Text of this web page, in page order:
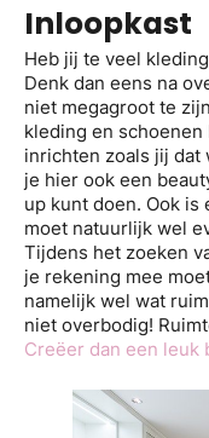
Inloopkast
Heb jij te veel
Denk dan eens na
niet megagroot te
kleding en
inrichten zoals jij dat
je hier ook een
up kunt doen. Ook
moet natuurlijk wel
Tijdens het zoeken
je rekening mee
namelijk wel wat
niet overbodig!
Creëer dan een leuk